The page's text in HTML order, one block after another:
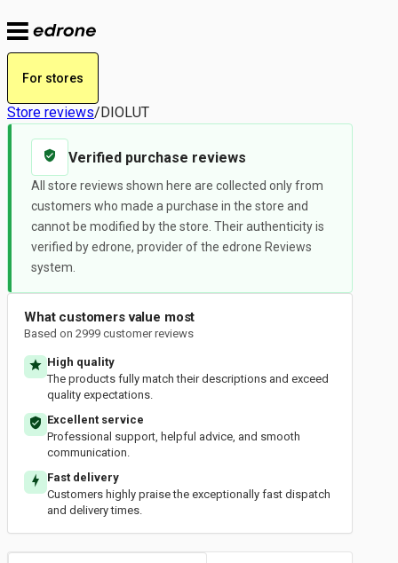
For stores
Store reviews/DIOLUT
Verified purchase reviews
All store reviews shown here are collected only from
customers who made a purchase in the store and
cannot be modified by the store. Their authenticity is
verified by edrone, provider of the edrone Reviews
system.
What customers value most
Based on 2999 customer reviews
High quality
The products fully match their descriptions and exceed
quality expectations.
Excellent service
Professional support, helpful advice, and smooth
communication.
Fast delivery
Customers highly praise the exceptionally fast dispatch
and delivery times.